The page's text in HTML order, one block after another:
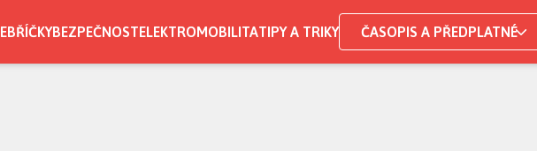
BEZPEČNOSTELEKTROMOBILITATIPY A TRIKY ČASOPIS A PŘEDPLATNÉ